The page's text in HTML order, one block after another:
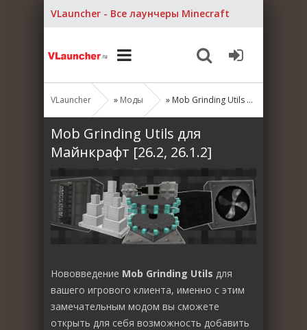
VLauncher - Все лаунчеры Minecraft
VLauncher » Моды » Mob Grinding Utils для Майнкрафт [26.2, 26.1.2]
Mob Grinding Utils для
Майнкрафт [26.2, 26.1.2]
Нововведение Mob Grinding Utils для
вашего игрового клиента, именно с этим
замечательным модом вы сможете
открыть для себя возможность добавить